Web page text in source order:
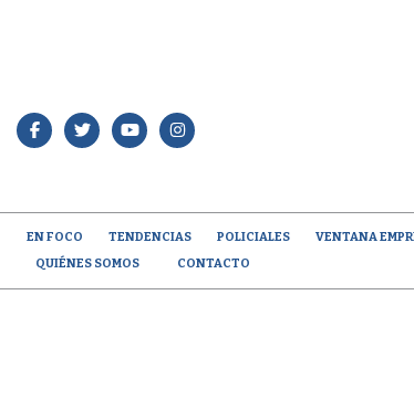
EN FOCO TENDENCIAS POLICIALES VENTANA
QUIÉNES SOMOS CONTACTO